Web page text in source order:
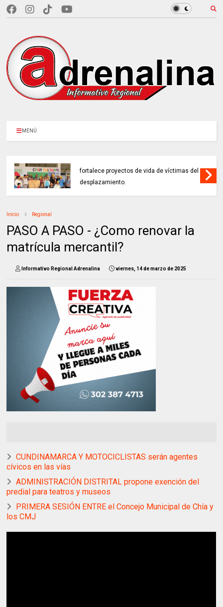
MENÚ
fortalece proyectos de vida de víctimas del
desplazamiento.
Inicio Regional
PASO A PASO - ¿Como renovar la
matrícula mercantil?
Informativo Regional Adrenalina viernes, 14 de marzo de 2025
CUNDINAMARCA Y MOTOCICLISTAS serán agentes
cívicos en las vías
ADMINISTRACIÓN DISTRITAL propone exención del
predial para teatros y museos
PRIMERA SESIÓN ENTRE el Concejo Municipal de Chía y
los CMJ